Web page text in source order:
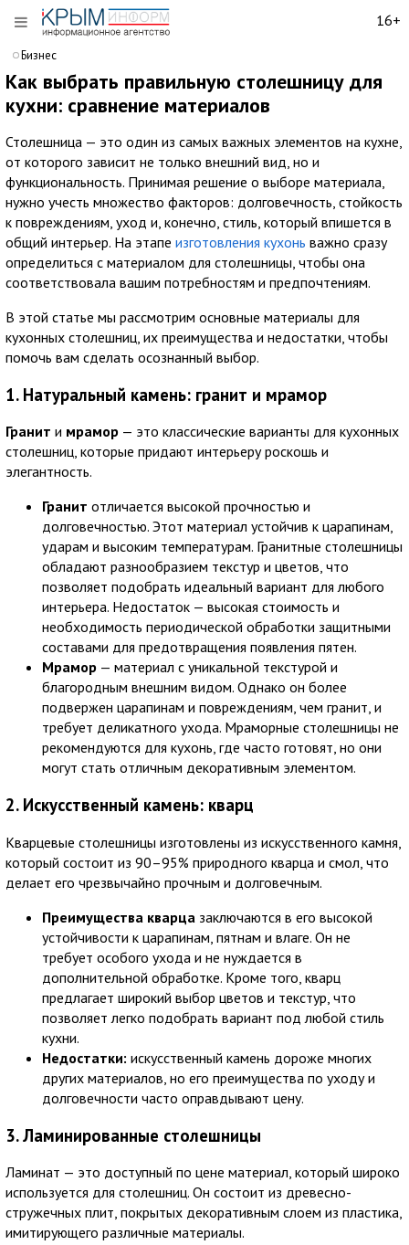
16+
Бизнес
Как выбрать правильную столешницу для
кухни: сравнение материалов
Столешница — это один из самых важных элементов на кухне,
от которого зависит не только внешний вид, но и
функциональность. Принимая решение о выборе материала,
нужно учесть множество факторов: долговечность, стойкость
к повреждениям, уход и, конечно, стиль, который впишется в
общий интерьер. На этапе изготовления кухонь важно сразу
определиться с материалом для столешницы, чтобы она
соответствовала вашим потребностям и предпочтениям.
В этой статье мы рассмотрим основные материалы для
кухонных столешниц, их преимущества и недостатки, чтобы
помочь вам сделать осознанный выбор.
1. Натуральный камень: гранит и мрамор
Гранит и мрамор — это классические варианты для кухонных
столешниц, которые придают интерьеру роскошь и
элегантность.
Гранит отличается высокой прочностью и
долговечностью. Этот материал устойчив к царапинам,
ударам и высоким температурам. Гранитные столешницы
обладают разнообразием текстур и цветов, что
позволяет подобрать идеальный вариант для любого
интерьера. Недостаток — высокая стоимость и
необходимость периодической обработки защитными
составами для предотвращения появления пятен.
Мрамор — материал с уникальной текстурой и
благородным внешним видом. Однако он более
подвержен царапинам и повреждениям, чем гранит, и
требует деликатного ухода. Мраморные столешницы не
рекомендуются для кухонь, где часто готовят, но они
могут стать отличным декоративным элементом.
2. Искусственный камень: кварц
Кварцевые столешницы изготовлены из искусственного камня,
который состоит из 90–95% природного кварца и смол, что
делает его чрезвычайно прочным и долговечным.
Преимущества кварца заключаются в его высокой
устойчивости к царапинам, пятнам и влаге. Он не
требует особого ухода и не нуждается в
дополнительной обработке. Кроме того, кварц
предлагает широкий выбор цветов и текстур, что
позволяет легко подобрать вариант под любой стиль
кухни.
Недостатки: искусственный камень дороже многих
других материалов, но его преимущества по уходу и
долговечности часто оправдывают цену.
3. Ламинированные столешницы
Ламинат — это доступный по цене материал, который широко
используется для столешниц. Он состоит из древесно-
стружечных плит, покрытых декоративным слоем из пластика,
имитирующего различные материалы.